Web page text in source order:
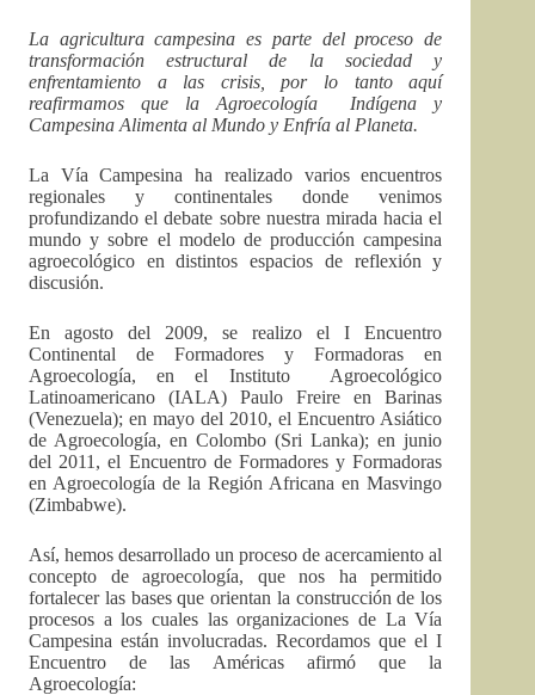
La agricultura campesina es parte del proceso de
transformación estructural de la sociedad y
enfrentamiento a las crisis, por lo tanto aquí
reafirmamos que la Agroecología Indígena y
Campesina Alimenta al Mundo y Enfría al Planeta.
La Vía Campesina ha realizado varios encuentros
regionales y continentales donde venimos
profundizando el debate sobre nuestra mirada hacia el
mundo y sobre el modelo de producción campesina
agroecológico en distintos espacios de reflexión y
discusión.
En agosto del 2009, se realizo el I Encuentro
Continental de Formadores y Formadoras en
Agroecología, en el Instituto Agroecológico
Latinoamericano (IALA) Paulo Freire en Barinas
(Venezuela); en mayo del 2010, el Encuentro Asiático
de Agroecología, en Colombo (Sri Lanka); en junio
del 2011, el Encuentro de Formadores y Formadoras
en Agroecología de la Región Africana en Masvingo
(Zimbabwe).
Así, hemos desarrollado un proceso de acercamiento al
concepto de agroecología, que nos ha permitido
fortalecer las bases que orientan la construcción de los
procesos a los cuales las organizaciones de La Vía
Campesina están involucradas. Recordamos que el I
Encuentro de las Américas afirmó que la
Agroecología: